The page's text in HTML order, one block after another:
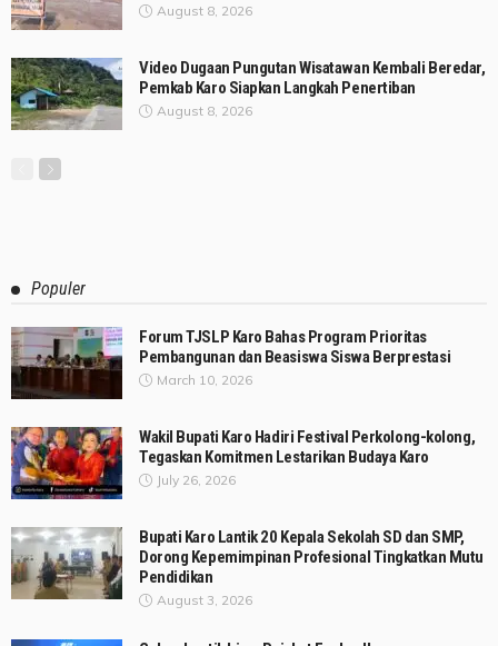
August 8, 2026
Video Dugaan Pungutan Wisatawan Kembali Beredar,
Pemkab Karo Siapkan Langkah Penertiban
August 8, 2026
Populer
Forum TJSLP Karo Bahas Program Prioritas
Pembangunan dan Beasiswa Siswa Berprestasi
March 10, 2026
Wakil Bupati Karo Hadiri Festival Perkolong-kolong,
Tegaskan Komitmen Lestarikan Budaya Karo
July 26, 2026
Bupati Karo Lantik 20 Kepala Sekolah SD dan SMP,
Dorong Kepemimpinan Profesional Tingkatkan Mutu
Pendidikan
August 3, 2026